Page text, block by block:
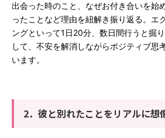
出会った時のこと、なぜお付き合いを始
ったことなど理由を紐解き振り返る。 エ
ングといって1日20分、数日間行うと掘
して、不安を解消しながらポジティブ思
います。
2．彼と別れたことをリアルに想